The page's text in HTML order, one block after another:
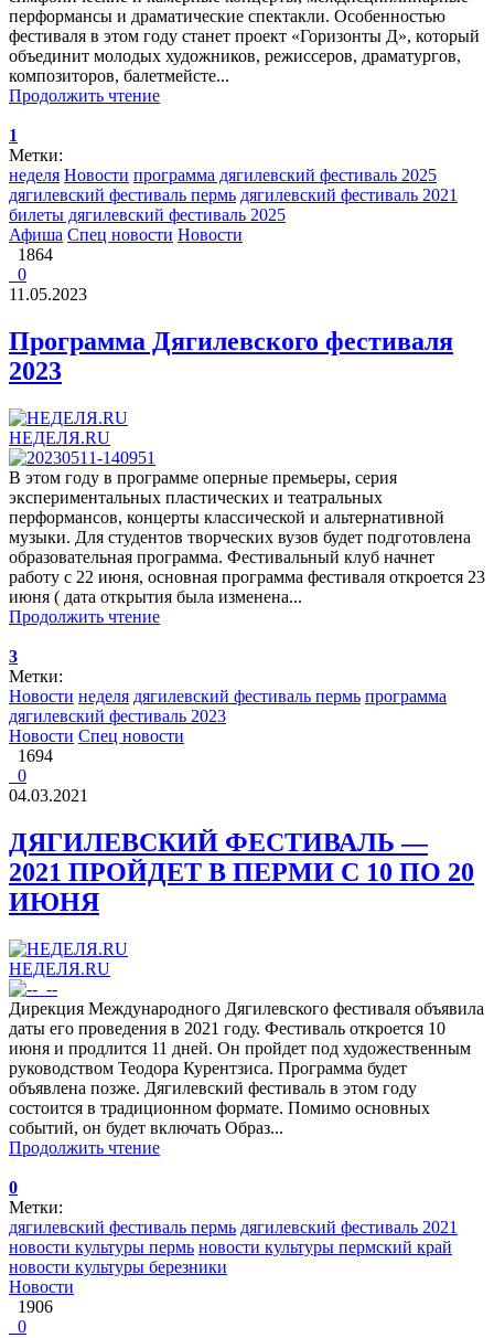
перформансы и драматические спектакли. Особенностью
фестиваля в этом году станет проект «Горизонты Д», который
объединит молодых художников, режиссеров, драматургов,
композиторов, балетмейсте...
Продолжить чтение
1
Метки:
неделя Новости программа дягилевский фестиваль 2025
дягилевский фестиваль пермь дягилевский фестиваль 2021
билеты дягилевский фестиваль 2025
Афиша Спец новости Новости
1864
0
11.05.2023
Программа Дягилевского фестиваля
2023
НЕДЕЛЯ.RU
В этом году в программе оперные премьеры, серия
экспериментальных пластических и театральных
перформансов, концерты классической и альтернативной
музыки. Для студентов творческих вузов будет подготовлена
образовательная программа. Фестивальный клуб начнет
работу с 22 июня, основная программа фестиваля откроется 23
июня ( дата открытия была изменена...
Продолжить чтение
3
Метки:
Новости неделя дягилевский фестиваль пермь программа
дягилевский фестиваль 2023
Новости Спец новости
1694
0
04.03.2021
ДЯГИЛЕВСКИЙ ФЕСТИВАЛЬ —
2021 ПРОЙДЕТ В ПЕРМИ С 10 ПО 20
ИЮНЯ
НЕДЕЛЯ.RU
Дирекция Международного Дягилевского фестиваля объявила
даты его проведения в 2021 году. Фестиваль откроется 10
июня и продлится 11 дней. Он пройдет под художественным
руководством Теодора Курентзиса. Программа будет
объявлена позже. Дягилевский фестиваль в этом году
состоится в традиционном формате. Помимо основных
событий, он будет включать Образ...
Продолжить чтение
0
Метки:
дягилевский фестиваль пермь дягилевский фестиваль 2021
новости культуры пермь новости культуры пермский край
новости культуры березники
Новости
1906
0